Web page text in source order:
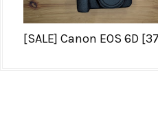
[SALE] Canon EOS 6D